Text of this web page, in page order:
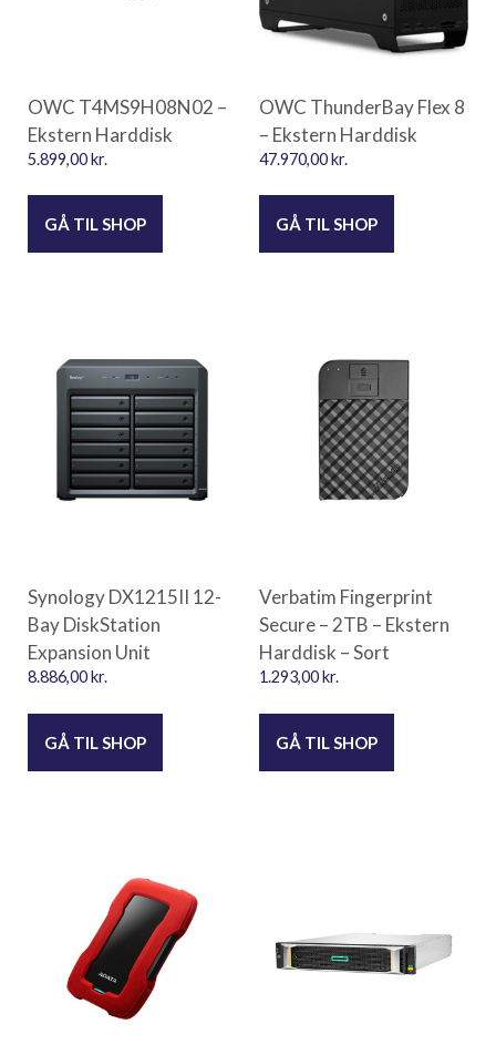
OWC T4MS9H08N02 –
Ekstern Harddisk
5.899,00kr.
GÅ TIL SHOP
OWC ThunderBay Flex 8
– Ekstern Harddisk
47.970,00kr.
GÅ TIL SHOP
Synology DX1215II 12-
Bay DiskStation
Expansion Unit
8.886,00kr.
GÅ TIL SHOP
Verbatim Fingerprint
Secure – 2TB – Ekstern
Harddisk – Sort
1.293,00kr.
GÅ TIL SHOP